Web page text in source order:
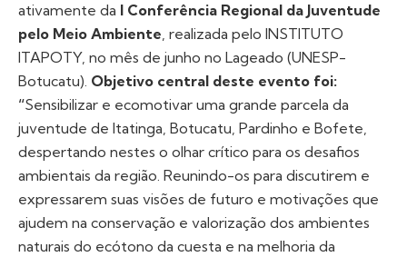
ativamente da I Conferência Regional da Juventude
pelo Meio Ambiente, realizada pelo INSTITUTO
ITAPOTY, no mês de junho no Lageado (UNESP-
Botucatu). Objetivo central deste evento foi:
“Sensibilizar e ecomotivar uma grande parcela da
juventude de Itatinga, Botucatu, Pardinho e Bofete,
despertando nestes o olhar crítico para os desafios
ambientais da região. Reunindo-os para discutirem e
expressarem suas visões de futuro e motivações que
ajudem na conservação e valorização dos ambientes
naturais do ecótono da cuesta e na melhoria da